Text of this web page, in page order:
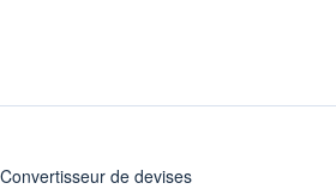
Convertisseur de devises